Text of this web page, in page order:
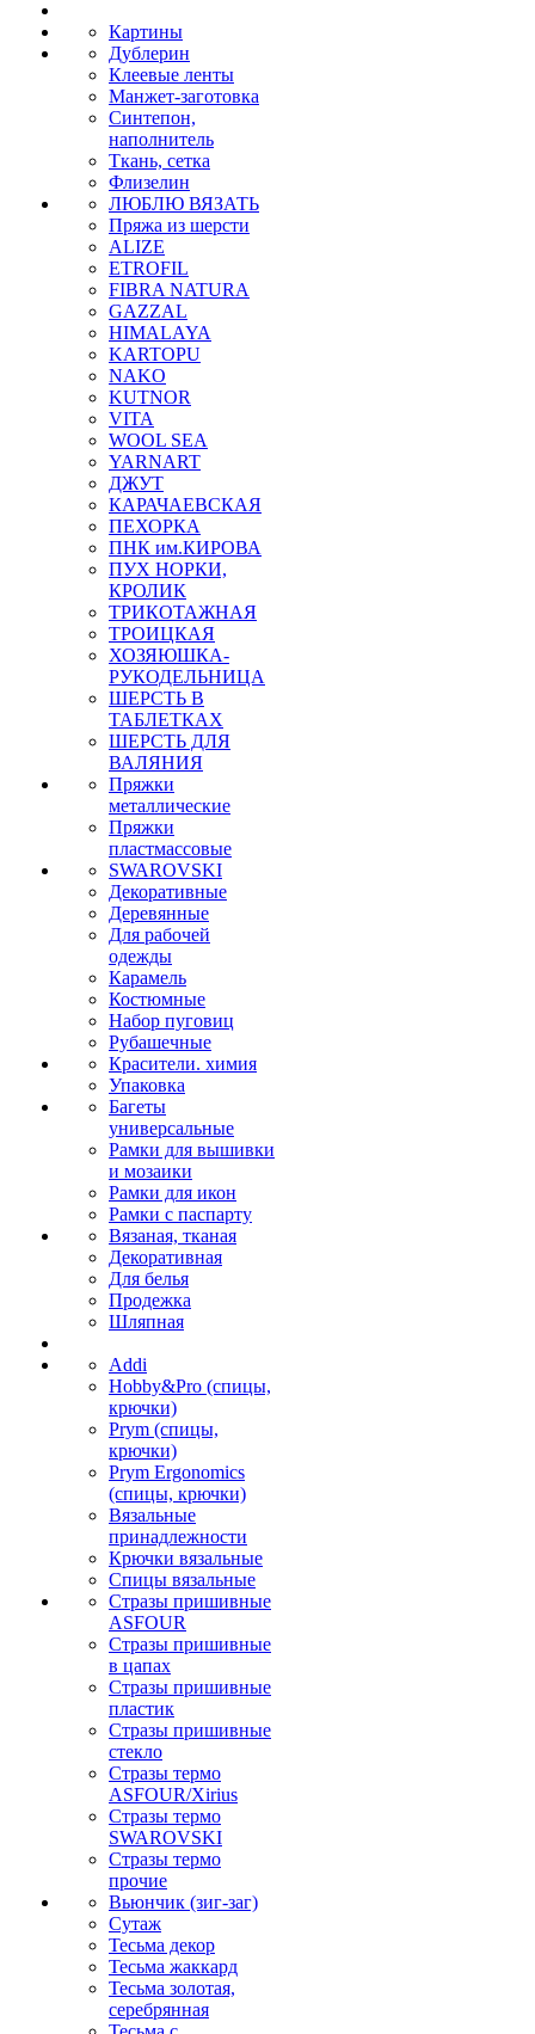
Картины
Дублерин
Клеевые ленты
Манжет-заготовка
Синтепон,
наполнитель
Ткань, сетка
Флизелин
ЛЮБЛЮ ВЯЗАТЬ
Пряжа из шерсти
ALIZE
ETROFIL
FIBRA NATURA
GAZZAL
HIMALAYA
KARTOPU
NAKO
KUTNOR
VITA
WOOL SEA
YARNART
ДЖУТ
КАРАЧАЕВСКАЯ
ПЕХОРКА
ПНК им.КИРОВА
ПУХ НОРКИ,
КРОЛИК
ТРИКОТАЖНАЯ
ТРОИЦКАЯ
ХОЗЯЮШКА-
РУКОДЕЛЬНИЦА
ШЕРСТЬ В
ТАБЛЕТКАХ
ШЕРСТЬ ДЛЯ
ВАЛЯНИЯ
Пряжки
металлические
Пряжки
пластмассовые
SWAROVSKI
Декоративные
Деревянные
Для рабочей
одежды
Карамель
Костюмные
Набор пуговиц
Рубашечные
Красители. химия
Упаковка
Багеты
универсальные
Рамки для вышивки
и мозаики
Рамки для икон
Рамки с паспарту
Вязаная, тканая
Декоративная
Для белья
Продежка
Шляпная
Addi
Hobby&Pro (спицы,
крючки)
Prym (спицы,
крючки)
Prym Ergonomics
(спицы, крючки)
Вязальные
принадлежности
Крючки вязальные
Спицы вязальные
Стразы пришивные
ASFOUR
Стразы пришивные
в цапах
Стразы пришивные
пластик
Стразы пришивные
стекло
Стразы термо
ASFOUR/Xirius
Стразы термо
SWAROVSKI
Стразы термо
прочие
Вьюнчик (зиг-заг)
Сутаж
Тесьма декор
Тесьма жаккард
Тесьма золотая,
серебрянная